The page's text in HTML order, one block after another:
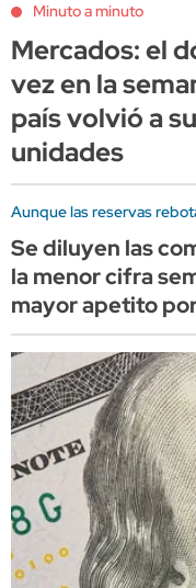
Minuto a minuto
Mercados: el
vez en la
país volvió a
unidades
Aunque las reservas
Se diluyen las
la menor cifra
mayor apetito